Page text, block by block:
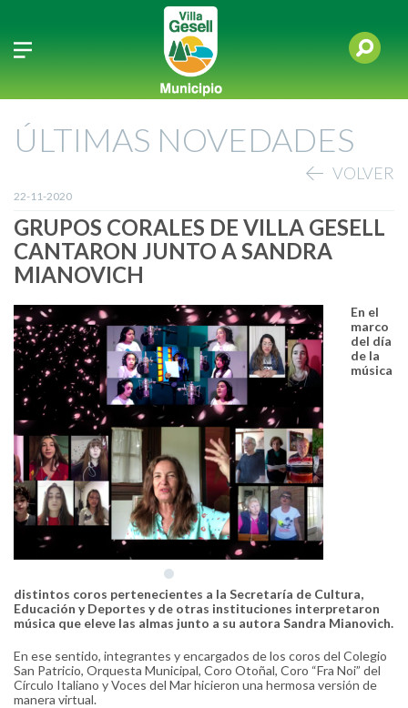
ÚLTIMAS NOVEDADES
VOLVER
22-11-2020
GRUPOS CORALES DE VILLA GESELL
CANTARON JUNTO A SANDRA
MIANOVICH
En el
marco
del día
de la
música
distintos coros pertenecientes a la Secretaría de Cultura,
Educación y Deportes y de otras instituciones interpretaron
música que eleve las almas junto a su autora Sandra Mianovich.
En ese sentido, integrantes y encargados de los coros del Colegio
San Patricio, Orquesta Municipal, Coro Otoñal, Coro “Fra Noi” del
Círculo Italiano y Voces del Mar hicieron una hermosa versión de
manera virtual.